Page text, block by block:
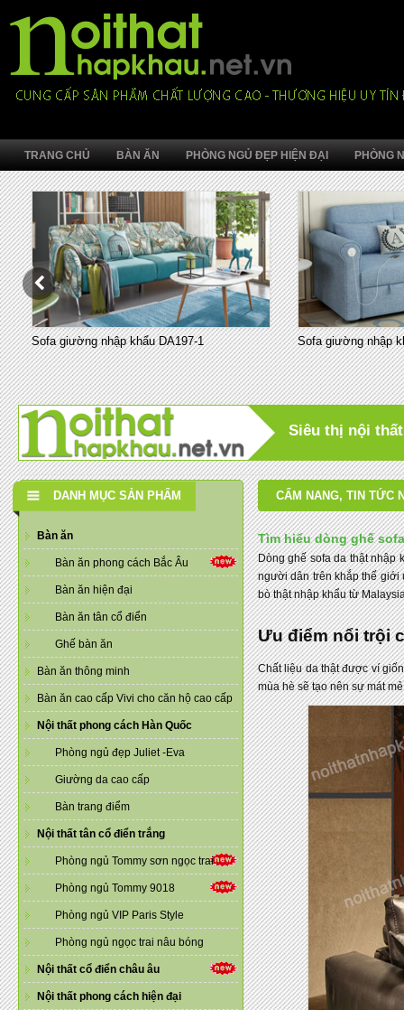
TRANG CHỦ BÀN ĂN PHÒNG NGỦ ĐẸP HIỆN ĐẠI PHÒNG
Sofa giường nhập khẩu DA197-1 Sofa giường nhập
Siêu thị nội
DANH MỤC SẢN PHẨM
Bàn ăn
Bàn ăn phong cách Bắc Âu
Bàn ăn hiện đại
Bàn ăn tân cổ điển
Ghế bàn ăn
Bàn ăn thông minh
Bàn ăn cao cấp Vivi cho căn hộ cao cấp
Nội thất phong cách Hàn Quốc
Phòng ngủ đẹp Juliet -Eva
Giường da cao cấp
Bàn trang điểm
Nội thất tân cổ điển trắng
Phòng ngủ Tommy sơn ngọc trai
Phòng ngủ Tommy 9018
Phòng ngủ VIP Paris Style
Phòng ngủ ngọc trai nâu bóng
Nội thất cổ điển châu âu
Nội thất phong cách hiện đại
CẨM NANG, TIN TỨC
Tìm hiểu dòng ghế
Dòng ghế sofa da thật nhập
người dân trên khắp thế giới
bò thật nhập khẩu từ
Ưu điểm nổi trội
Chất liệu da thật được ví
mùa hè sẽ tạo nên sự mát